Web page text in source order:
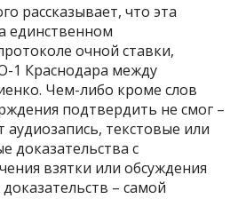
рассказывает, что эта
единственном
очной ставки,
1 Краснодара между
Чем-либо кроме слов
подтвердить не смог –
аудиозапись, текстовые или
доказательства с
взятки или обсуждения
– самой